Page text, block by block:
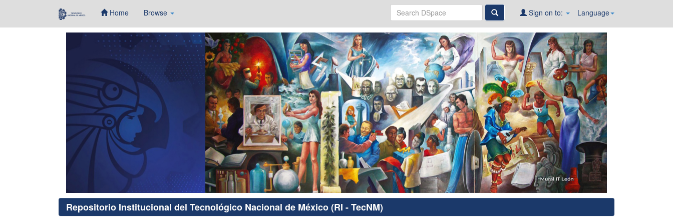
Home Browse Language
Sign on to:
Repositorio Institucional del Tecnológico Nacional de México (RI - TecNM)